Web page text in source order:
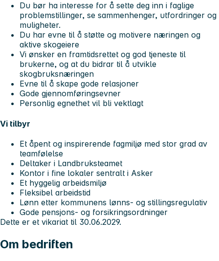
Du bør ha interesse for å sette deg inn i faglige
problemstillinger, se sammenhenger, utfordringer og
muligheter.
Du har evne til å støtte og motivere næringen og
aktive skogeiere
Vi ønsker en framtidsrettet og god tjeneste til
brukerne, og at du bidrar til å utvikle
skogbruksnæringen
Evne til å skape gode relasjoner
Gode gjennomføringsevner
Personlig egnethet vil bli vektlagt
Vi tilbyr
Et åpent og inspirerende fagmiljø med stor grad av
teamfølelse
Deltaker i Landbruksteamet
Kontor i fine lokaler sentralt i Asker
Et hyggelig arbeidsmiljø
Fleksibel arbeidstid
Lønn etter kommunens lønns- og stillingsregulativ
Gode pensjons- og forsikringsordninger
Dette er et vikariat til 30.06.2029.
Om bedriften